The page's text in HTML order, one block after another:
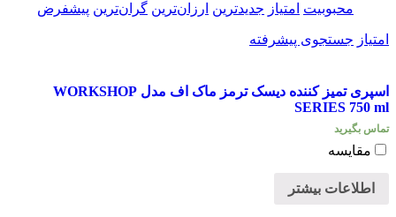
محبوبیت امتیاز جدیدترین ارزان‌ترین گران‌ترین پیشفرض
امتیاز جستجوی پیشرفته
اسپری تمیز کننده دیسک ترمز ماک اف مدل WORKSHOP
SERIES 750 ml
تماس بگیرید
مقایسه
اطلاعات بیشتر